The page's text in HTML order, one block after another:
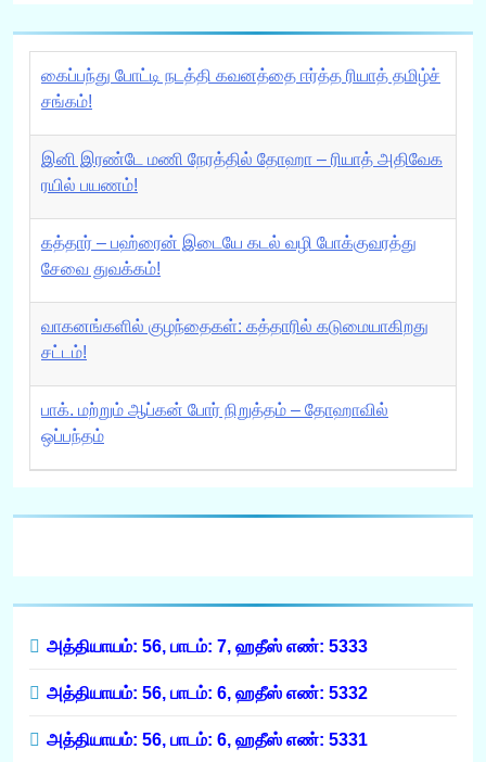
கைப்பந்து போட்டி நடத்தி கவனத்தை ஈர்த்த ரியாத் தமிழ்ச்
சங்கம்!
இனி இரண்டே மணி நேரத்தில் தோஹா – ரியாத் அதிவேக
ரயில் பயணம்!
கத்தார் – பஹ்ரைன் இடையே கடல் வழி போக்குவரத்து
சேவை துவக்கம்!
வாகனங்களில் குழந்தைகள்: கத்தாரில் கடுமையாகிறது
சட்டம்!
பாக். மற்றும் ஆப்கன் போர் நிறுத்தம் – தோஹாவில்
ஒப்பந்தம்
அத்தியாயம்: 56, பாடம்: 7, ஹதீஸ் எண்: 5333
அத்தியாயம்: 56, பாடம்: 6, ஹதீஸ் எண்: 5332
அத்தியாயம்: 56, பாடம்: 6, ஹதீஸ் எண்: 5331